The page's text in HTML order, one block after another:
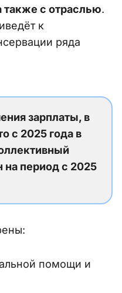
также с отраслью.
к
ряда
зарплаты, в
с 2025 года в
на период с 2025
помощи и